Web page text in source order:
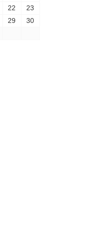
22
23
29
30